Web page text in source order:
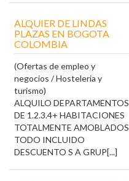
ALQUIER DE LINDAS
PLAZAS EN BOGOTA
COLOMBIA
(Ofertas de empleo y
negocios / Hosteleria y
turismo)
ALQUILO DEPARTAMENTOS
DE 1.2.3.4+ HABITACIONES
TOTALMENTE AMOBLADOS
TODO INCLUIDO
DESCUENTO S A GRUP[...]